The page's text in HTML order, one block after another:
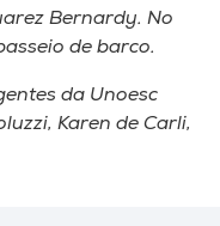
Bernardy. No
de barco.
da Unoesc
Karen de Carli,